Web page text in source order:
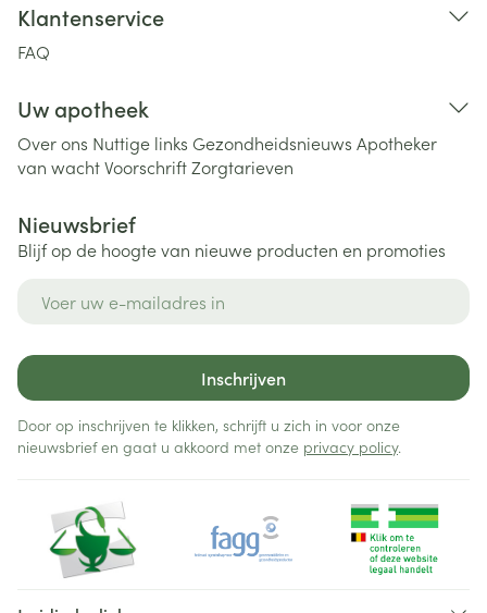
Klantenservice
FAQ
Uw apotheek
Over ons Nuttige links Gezondheidsnieuws Apotheker
van wachtVoorschriftZorgtarieven
Nieuwsbrief
Blijf op de hoogte van nieuwe producten en promoties
Inschrijven
Door op inschrijven te klikken, schrijft u zich in voor onze
nieuwsbrief en gaat u akkoord met onze privacy policy.